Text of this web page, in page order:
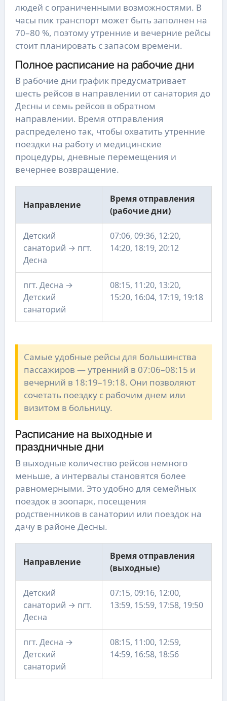
людей с ограниченными возможностями. В
часы пик транспорт может быть заполнен на
70–80 %, поэтому утренние и вечерние рейсы
стоит планировать с запасом времени.
Полное расписание на рабочие дни
В рабочие дни график предусматривает
шесть рейсов в направлении от санатория до
Десны и семь рейсов в обратном
направлении. Время отправления
распределено так, чтобы охватить утренние
поездки на работу и медицинские
процедуры, дневные перемещения и
вечернее возвращение.
Направление
Время отправления
(рабочие дни)
Детский
санаторий → пгт.
Десна
07:06, 09:36, 12:20,
14:20, 18:19, 20:12
пгт. Десна →
Детский
санаторий
08:15, 11:20, 13:20,
15:20, 16:04, 17:19, 19:18
Самые удобные рейсы для большинства
пассажиров — утренний в 07:06–08:15 и
вечерний в 18:19–19:18. Они позволяют
сочетать поездку с рабочим днем или
визитом в больницу.
Расписание на выходные и
праздничные дни
В выходные количество рейсов немного
меньше, а интервалы становятся более
равномерными. Это удобно для семейных
поездок в зоопарк, посещения
родственников в санатории или поездок на
дачу в районе Десны.
Направление
Время отправления
(выходные)
Детский
санаторий → пгт.
Десна
07:15, 09:16, 12:00,
13:59, 15:59, 17:58, 19:50
пгт. Десна →
Детский
санаторий
08:15, 11:00, 12:59,
14:59, 16:58, 18:56